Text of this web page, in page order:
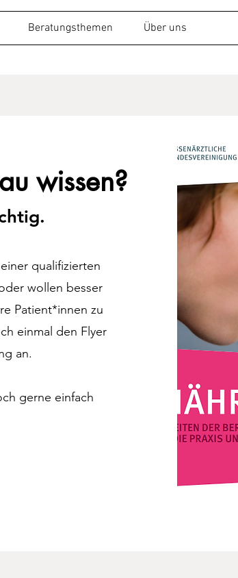
Beratungsthemen Über uns
wissen?
qualifizierten
wollen besser
Patient*innen zu
einmal den Flyer
an.
gerne einfach